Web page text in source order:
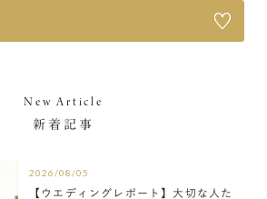
New Article
新着記事
2026/08/05
【ウエディングレポート】大切な人た